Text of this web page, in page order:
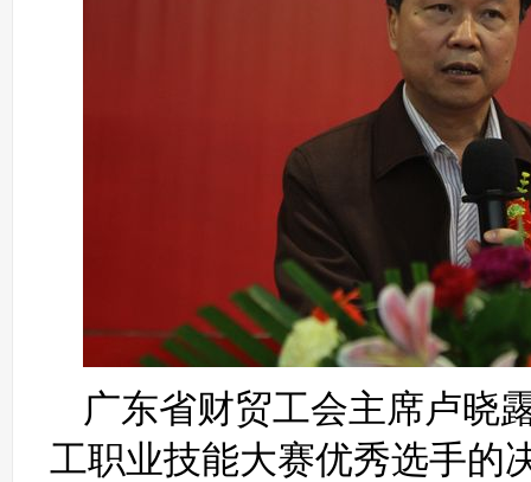
广东省财贸工会主席卢晓
工职业技能大赛优秀选手的